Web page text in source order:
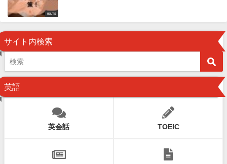
IELTS
サイト内検索
英語
英会話 TOEIC